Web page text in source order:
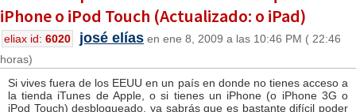
iPhone o iPod Touch (Actualizado: o iPad)
eliax id: 6020 josé elías en ene 8, 2009 a las 10:46 PM ( 22:46
horas)
Si vives fuera de los EEUU en un país en donde no tienes acceso a
la tienda iTunes de Apple, o si tienes un iPhone (o iPhone 3G o
iPod Touch) desbloqueado, ya sabrás que es bastante difícil poder